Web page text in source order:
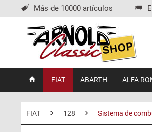
Más de 10000 artículos
FIAT ABARTH ALFA
FIAT 128 Sistema de